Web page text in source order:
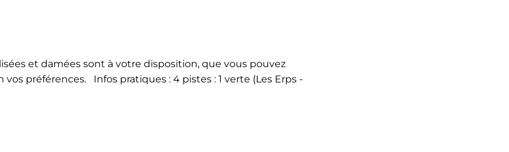
et damées sont à votre disposition, que vous pouvez
préférences. Infos pratiques : 4 pistes : 1 verte (Les Erps -